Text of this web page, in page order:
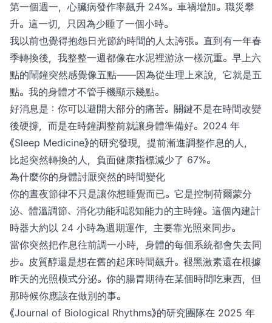
第一個週一，心臟病發作率飆升 24%。車禍增加。職災攀
升。這一切，只因為少睡了一個小時。
我以前也覺得抱怨日光節約時間的人太誇張。直到有一年春
季轉換後，我整整一週都像在水泥裡游泳一樣沉重。早上六
點的鬧鐘突然感覺像五點——因為從生理上來說，它就是五
點。我的身體才不管手機顯示幾點。
好消息是：你可以避開大部分的痛苦。關鍵不是在時間改變
後硬撐，而是在時鐘調整前就讓身體準備好。2024 年
《Sleep Medicine》的研究發現，提前漸進調整作息的人，
比起突然轉換的人，負面健康指標減少了 67%。
為什麼你的身體討厭突然的時間變化
你的晝夜節律不只是讓你想睡覺而已。它是控制荷爾蒙分
泌、體溫調節、消化功能和認知能力的主時鐘。這個內建計
時器大約以 24 小時為週期運作，主要靠光照來同步。
當你突然把作息往前調一小時，身體的每個系統都會失去同
步。皮質醇還是想在舊的起床時間飆升。褪黑激素還在根據
昨天的光照模式分泌。你的腸胃期待在某個時間吃東西，但
那時候你應該在做別的事。
《Journal of Biological Rhythms》的研究團隊在 2025 年